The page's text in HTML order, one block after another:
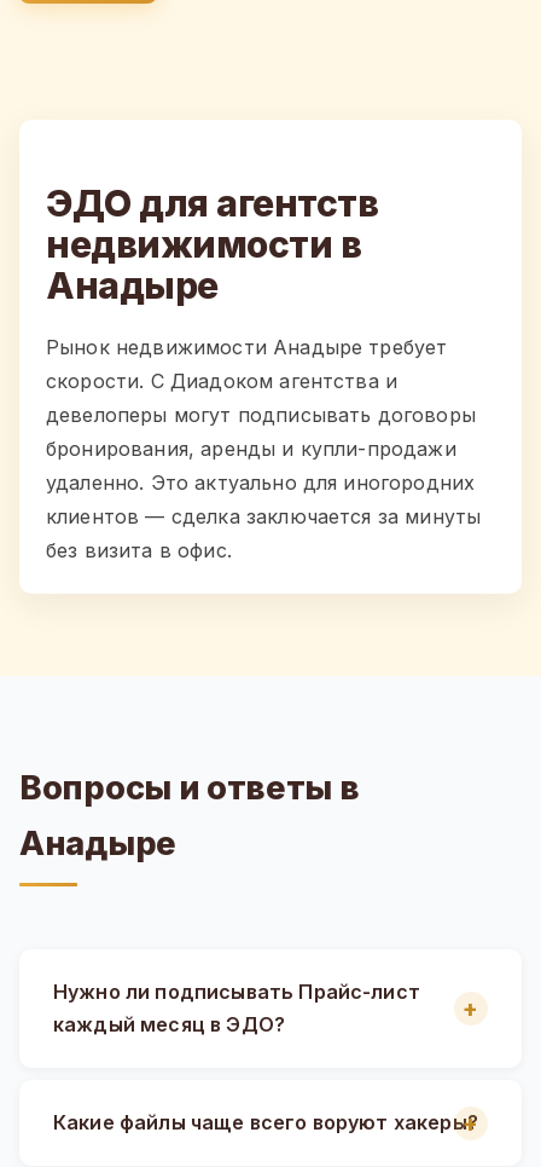
ЭДО для агентств
недвижимости в
Анадыре
Рынок недвижимости Анадыре требует
скорости. С Диадоком агентства и
девелоперы могут подписывать договоры
бронирования, аренды и купли-продажи
удаленно. Это актуально для иногородних
клиентов — сделка заключается за минуты
без визита в офис.
Вопросы и ответы в
Анадыре
Нужно ли подписывать Прайс-лист
каждый месяц в ЭДО?
Какие файлы чаще всего воруют хакеры?